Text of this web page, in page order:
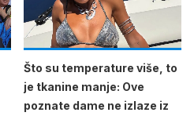
Što su temperature više, to
je tkanine manje: Ove
poznate dame ne izlaze iz